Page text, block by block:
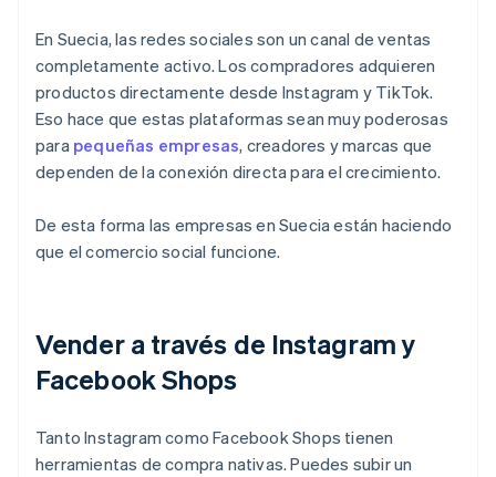
En Suecia, las redes sociales son un canal de ventas
completamente activo. Los compradores adquieren
productos directamente desde Instagram y TikTok.
Eso hace que estas plataformas sean muy poderosas
para pequeñas empresas, creadores y marcas que
dependen de la conexión directa para el crecimiento.
De esta forma las empresas en Suecia están haciendo
que el comercio social funcione.
Vender a través de Instagram y
Facebook Shops
Tanto Instagram como Facebook Shops tienen
herramientas de compra nativas. Puedes subir un